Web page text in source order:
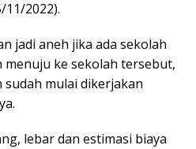
11/2022).
jadi aneh jika ada sekolah
menuju ke sekolah tersebut,
mulai dikerjakan
lebar dan estimasi biaya